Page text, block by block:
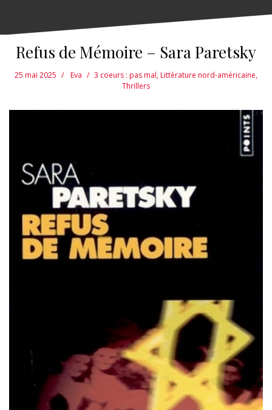
Refus de Mémoire – Sara Paretsky
25 mai 2025 Eva 3 coeurs : pas mal,Littérature nord-américaine,
Thrillers